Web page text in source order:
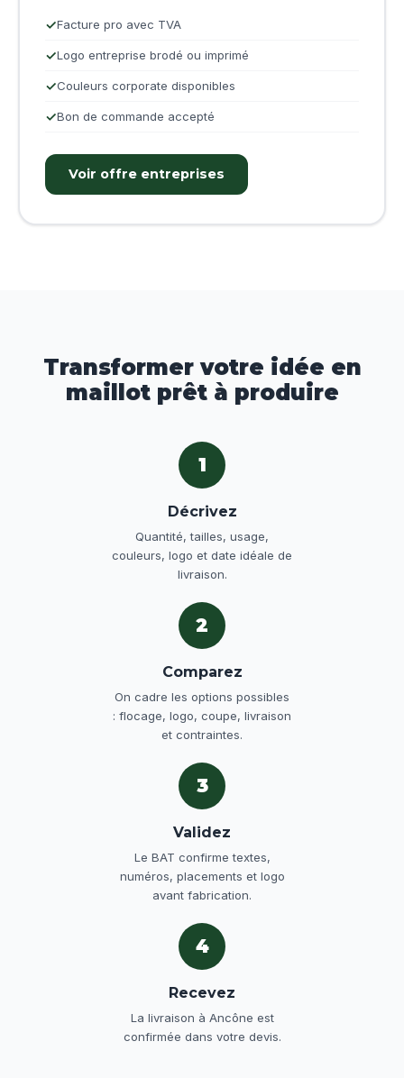
Facture pro avec TVA
Logo entreprise brodé ou imprimé
Couleurs corporate disponibles
Bon de commande accepté
Voir offre entreprises
Transformer votre idée en
maillot prêt à produire
1
Décrivez
Quantité, tailles, usage,
couleurs, logo et date idéale de
livraison.
2
Comparez
On cadre les options possibles
: flocage, logo, coupe, livraison
et contraintes.
3
Validez
Le BAT confirme textes,
numéros, placements et logo
avant fabrication.
4
Recevez
La livraison à Ancône est
confirmée dans votre devis.